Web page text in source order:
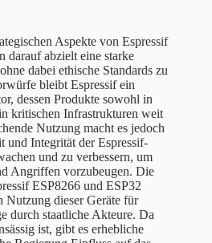
Aspekte von Espressif
darauf abzielt eine starke
dabei ethische Standards zu
bleibt Espressif ein
dessen Produkte sowohl in
kritischen Infrastrukturen weit
Nutzung macht es jedoch
und Integrität der Espressif-
und zu verbessern, um
Angriffen vorzubeugen. Die
ESP8266 und ESP32
Nutzung dieser Geräte für
durch staatliche Akteure. Da
ist, gibt es erhebliche